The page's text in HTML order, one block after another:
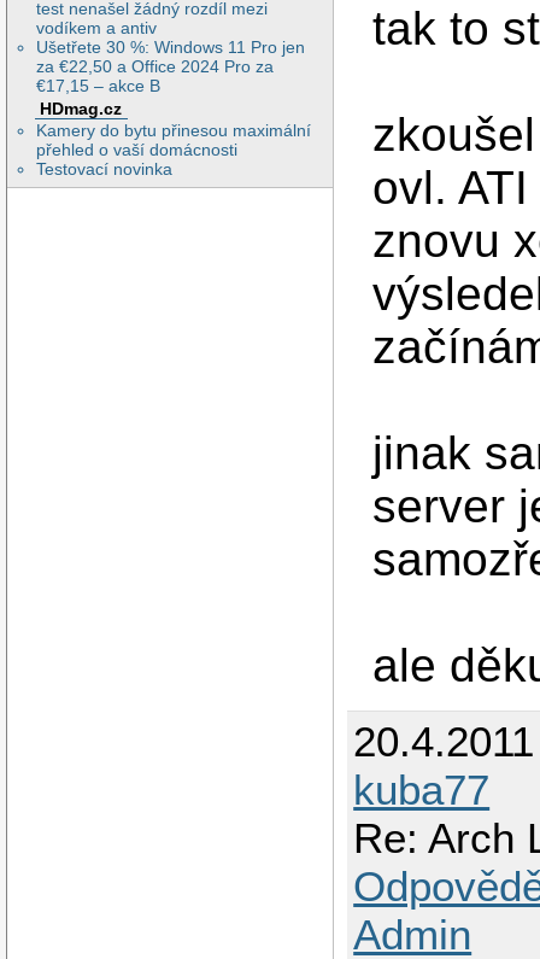
test nenašel žádný rozdíl mezi
vodíkem a antiv
Ušetřete 30 %: Windows 11 Pro jen
za €22,50 a Office 2024 Pro za
€17,15 – akce B
HDmag.cz
Kamery do bytu přinesou maximální
přehled o vaší domácnosti
Testovací novinka
tak to
ovl.
znovu
jinak
server
ale
kuba77
Re: Arch
Admin